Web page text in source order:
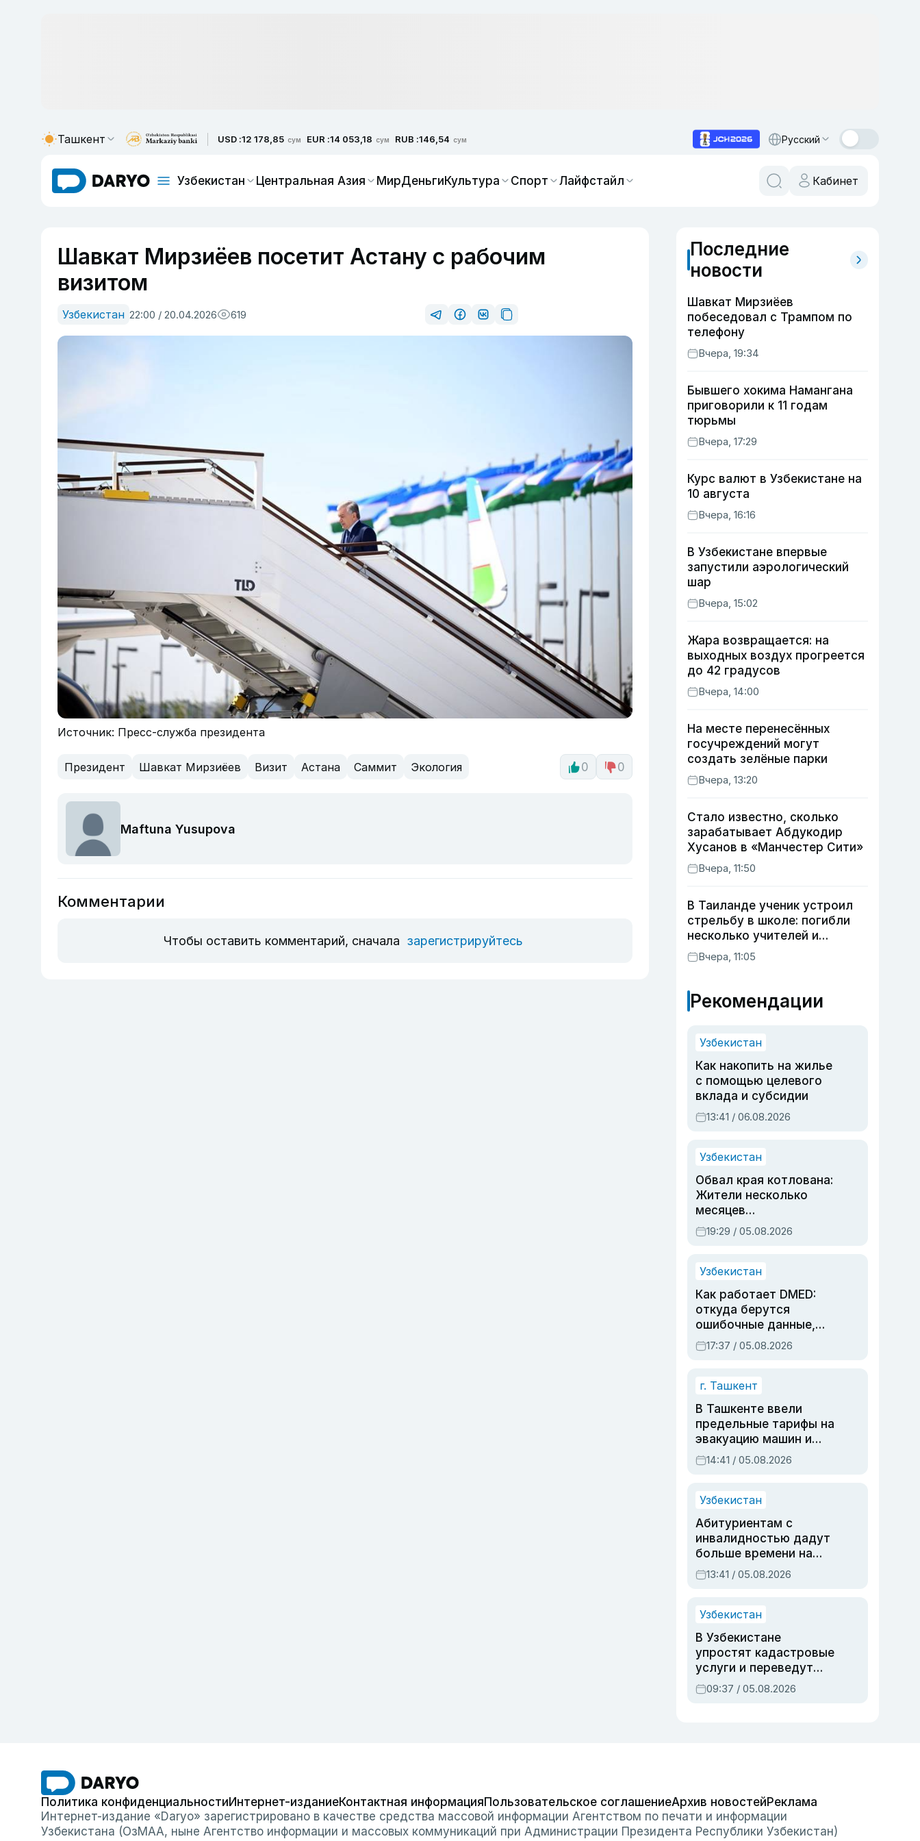
Ташкент USD :12 178,85 сум EUR :14 053,18 сум RUB :146,54 сум Русский
Узбекистан Центральная Азия МирДеньгиКультура Спорт Лайфстайл Кабинет
Шавкат Мирзиёев посетит Астану с рабочим
визитом
Узбекистан 22:00 / 20.04.2026 619
Источник: Пресс-служба президента
Президент Шавкат Мирзиёев Визит Астана Саммит Экология 0 0
Maftuna Yusupova
Комментарии
Чтобы оставить комментарий, сначала зарегистрируйтесь
Последние
новости
Шавкат Мирзиёев
побеседовал с Трампом по
телефону
Вчера, 19:34
Бывшего хокима Намангана
приговорили к 11 годам
тюрьмы
Вчера, 17:29
Курс валют в Узбекистане на
10 августа
Вчера, 16:16
В Узбекистане впервые
запустили аэрологический
шар
Вчера, 15:02
Жара возвращается: на
выходных воздух прогреется
до 42 градусов
Вчера, 14:00
На месте перенесённых
госучреждений могут
создать зелёные парки
Вчера, 13:20
Стало известно, сколько
зарабатывает Абдукодир
Хусанов в «Манчестер Сити»
Вчера, 11:50
В Таиланде ученик устроил
стрельбу в школе: погибли
несколько учителей и
учащихся
Вчера, 11:05
Рекомендации
Узбекистан
Как накопить на жилье
с помощью целевого
вклада и субсидии
13:41 / 06.08.2026
Узбекистан
Обвал края котлована:
Жители несколько
месяцев
предупреждали об
опасности, но стройка
19:29 / 05.08.2026
Узбекистан
Как работает DMED:
откуда берутся
ошибочные данные,
дубли аккаунтов и
очереди по онлайн-
17:37 / 05.08.2026
г. Ташкент
В Ташкенте ввели
предельные тарифы на
эвакуацию машин и
штрафстоянки
14:41 / 05.08.2026
Узбекистан
Абитуриентам с
инвалидностью дадут
больше времени на
вступительных
экзаменах
13:41 / 05.08.2026
Узбекистан
В Узбекистане
упростят кадастровые
услуги и переведут
регистрацию
недвижимости в
09:37 / 05.08.2026
Политика конфиденциальностиИнтернет-изданиеКонтактная информацияПользовательское соглашениеАрхив новостейРеклама
Интернет-издание «Daryo» зарегистрировано в качестве средства массовой информации Агентством по печати и информации
Узбекистана (ОзМАА, ныне Агентство информации и массовых коммуникаций при Администрации Президента Республики Узбекистан)